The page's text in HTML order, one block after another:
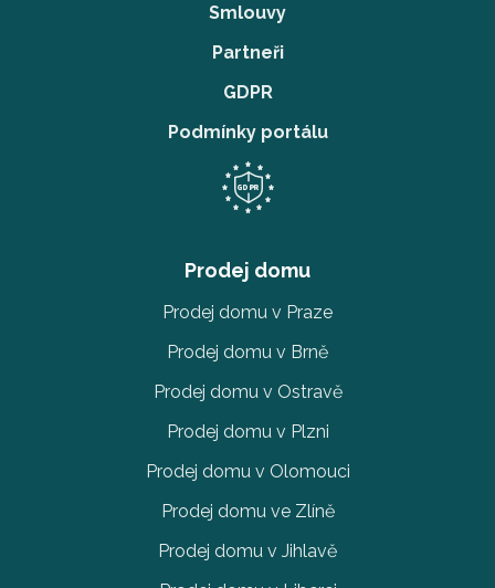
Smlouvy
Partneři
GDPR
Podmínky portálu
Prodej domu
Prodej domu v Praze
Prodej domu v Brně
Prodej domu v Ostravě
Prodej domu v Plzni
Prodej domu v Olomouci
Prodej domu ve Zlíně
Prodej domu v Jihlavě